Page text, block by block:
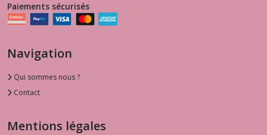
Paiements sécurisés
Navigation
Qui sommes nous ?
Contact
Mentions légales